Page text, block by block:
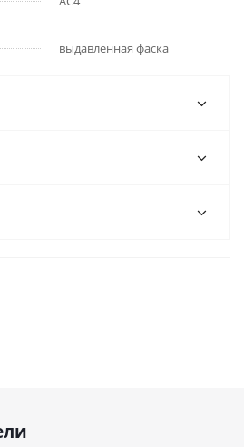
выдавленная фаска